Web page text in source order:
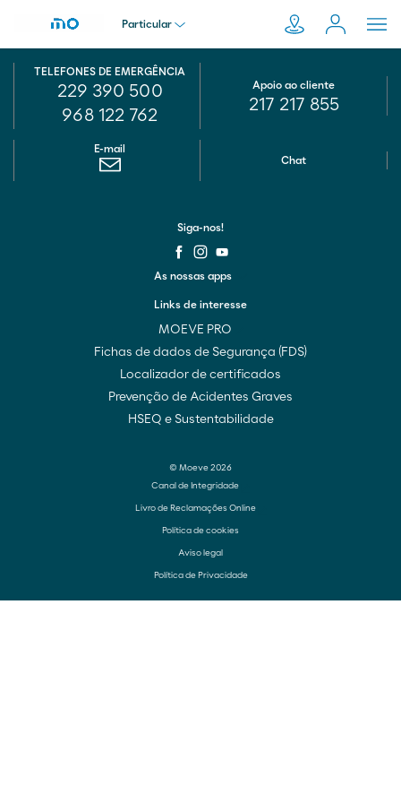
Particular
Transportador
Pesquisar
em
TELEFONES DE EMERGÊNCIA
229 390 500
968 122 762
E-mail
Chat
Apoio ao cliente
217 217 855
Links de interesse
MOEVE PRO
Fichas de dados de Segurança (FDS)
Localizador de certificados
Prevenção de Acidentes Graves
HSEQ e Sustentabilidade
As nossas apps
Siga-nos!
© Moeve 2026
Canal de Integridade
Livro de Reclamações Online
Política de cookies
Aviso legal
Política de Privacidade